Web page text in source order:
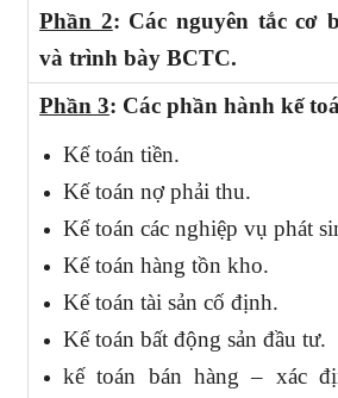
Phần 2: Các nguyên tắc cơ
và trình bày BCTC.
Phần 3: Các phần hành kế
Kế toán tiền.
Kế toán nợ phải thu.
Kế toán các nghiệp vụ phát
Kế toán hàng tồn kho.
Kế toán tài sản cố định.
Kế toán bất động sản đầu tư.
kế toán bán hàng – xác